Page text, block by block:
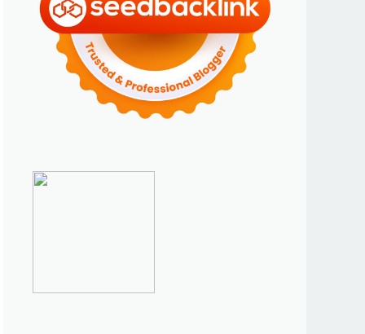
►2023(70)
►Desember 2023(5)
►November 2023
(6)
►Oktober 2023(6)
September 2023(4)